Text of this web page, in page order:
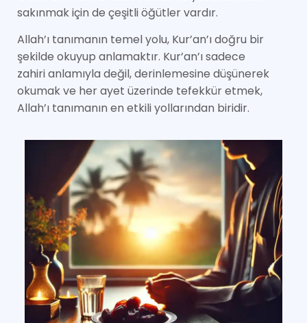
sakınmak için de çeşitli öğütler vardır.
Allah’ı tanımanın temel yolu, Kur’an’ı doğru bir
şekilde okuyup anlamaktır. Kur’an’ı sadece
zahiri anlamıyla değil, derinlemesine düşünerek
okumak ve her ayet üzerinde tefekkür etmek,
Allah’ı tanımanın en etkili yollarından biridir.